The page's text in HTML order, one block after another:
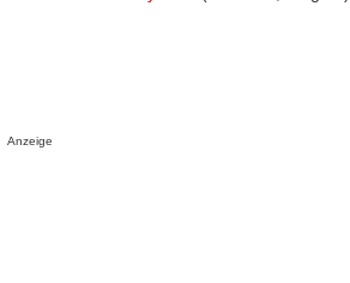
Anzeige